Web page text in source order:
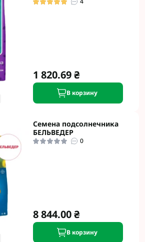
1 820.69 ₴
В корзину
Семена подсолнечника
БЕЛЬВЕДЕР
0
8 844.00 ₴
В корзину